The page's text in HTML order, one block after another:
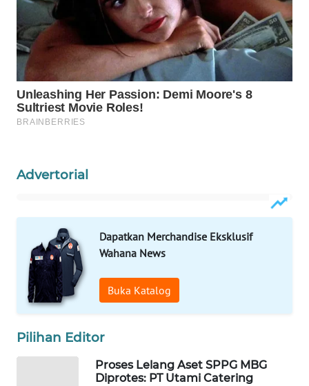
Advertorial
Dapatkan Merchandise Eksklusif
Wahana News
Buka Katalog
Pilihan Editor
Proses Lelang Aset SPPG MBG
Diprotes: PT Utami Catering
OTOMOTIF
WAHANA
HEALTH
WAHANA
DESA
WISATA
WAHANA
Network
KONSUMEN
LISTRIK
MASYARAKAT
WALINKI